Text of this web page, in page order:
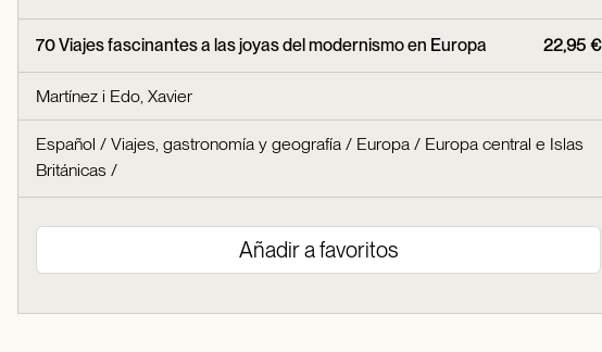
22,95 €
70 Viajes fascinantes a las joyas del modernismo en Europa
Martínez i Edo, Xavier
Español / Viajes, gastronomía y geografía / Europa / Europa central e Islas
Británicas /
Añadir a favoritos